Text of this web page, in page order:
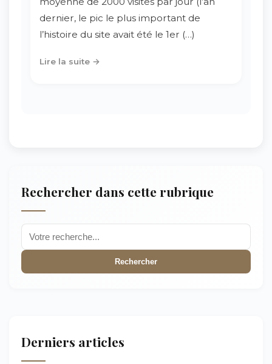
dernier, le pic le plus important de
l’histoire du site avait été le 1er (…)
Lire la suite →
Rechercher dans cette rubrique
Rechercher
Derniers articles